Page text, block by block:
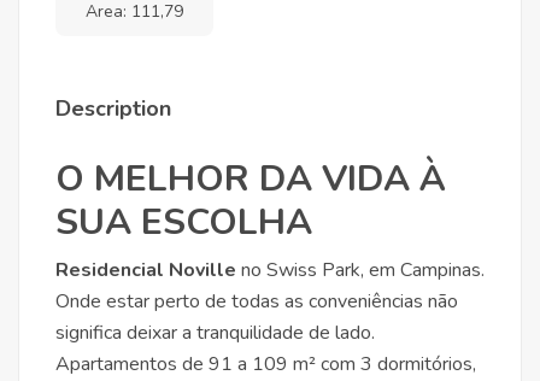
Area: 111,79
Description
O MELHOR DA VIDA À
SUA ESCOLHA
Residencial Noville no Swiss Park, em Campinas.
Onde estar perto de todas as conveniências não
significa deixar a tranquilidade de lado.
Apartamentos de 91 a 109 m² com 3 dormitórios,